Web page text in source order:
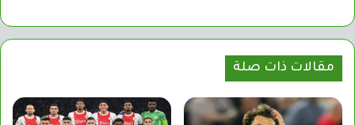
مقالات ذات صلة